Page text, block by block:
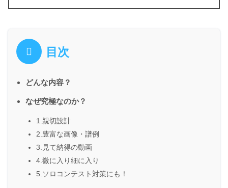
目次
どんな内容？
なぜ究極なのか？
1.親切設計
2.豊富な画像・譜例
3.見て納得の動画
4.微に入り細に入り
5.ソロコンテスト対策にも！